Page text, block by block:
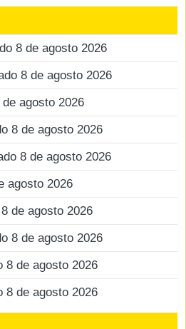
8 de agosto 2026
8 de agosto 2026
agosto 2026
8 de agosto 2026
8 de agosto 2026
agosto 2026
de agosto 2026
8 de agosto 2026
8 de agosto 2026
8 de agosto 2026